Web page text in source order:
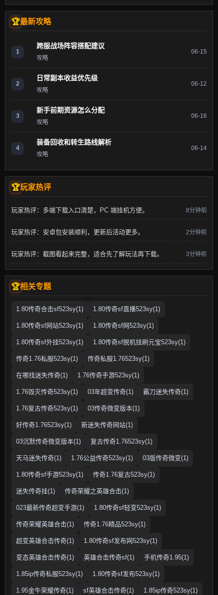
最新攻略
1
跨服战场阵容搭配建议
攻略
06-15
2
日常副本收益优先级
攻略
06-12
3
新手前期资源怎么分配
攻略
06-16
4
装备回收和转生路线解析
攻略
06-14
玩家热评
玩家热评：多端下载入口清楚，PC 端挂机方便。 8分钟前
玩家热评：安卓包安装顺利，更新后活动更多。 2分钟前
玩家热评：截图看起来完整，适合先了解玩法再下载。 3分钟前
相关专题
1.80传奇合击sf523sy(1) 1.80传奇sf直播523sy(1)
1.80传奇sf网站523sy(1) 1.80传奇sf网523sy(1)
1.80传奇sf外挂523sy(1) 1.80传奇sf脱机挂刷元宝523sy(1)
传奇1.76私服523sy(1) 传奇私服1.76523sy(1)
在哪找迷失传奇(1) 1.76传奇手游523sy(1)
1.76毁灭传奇523sy(1) 03年超变传奇(1) 霸刀迷失传奇(1)
1.76复古传奇523sy(1) 03传奇微变版本(1)
好传奇1.76523sy(1) 新迷失传奇网站(1)
03沉默传奇微变版本(1) 复古传奇1.76523sy(1)
天马迷失传奇(1) 1.76公益传奇523sy(1) 03版传奇微变(1)
1.80传奇sf手游523sy(1) 传奇1.76复古523sy(1)
迷失传奇挂(1) 传奇荣耀之英雄合击(1)
023最新传奇超变手游(1) 1.80传奇sf轻变523sy(1)
传奇荣耀英雄合击(1) 传奇1.76精品523sy(1)
超变英雄合击传奇(1) 1.80传奇sf发布网523sy(1)
变态英雄合击传奇(1) 英雄合击传奇sf(1) 手机传奇1.95(1)
1.85ip传奇私服523sy(1) 1.80传奇sf发布523sy(1)
1.95金牛荣耀传奇(1) sf英雄合击传奇(1) 1.85ip传奇523sy(1)